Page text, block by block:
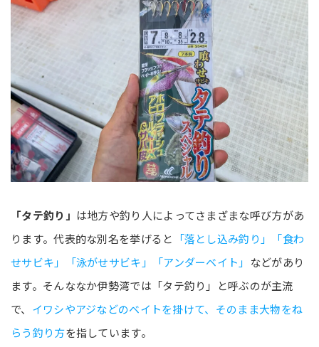
「タテ釣り」 は地方や釣り人によってさまざまな呼び方があ
ります。代表的な別名を挙げると 「落とし込み釣り」「食わ
せサビキ」「泳がせサビキ」「アンダーベイト」 などがあり
ます。そんななか伊勢湾では「タテ釣り」と呼ぶのが主流
で、 イワシやアジなどのベイトを掛けて、そのまま大物をね
らう釣り方を指しています。